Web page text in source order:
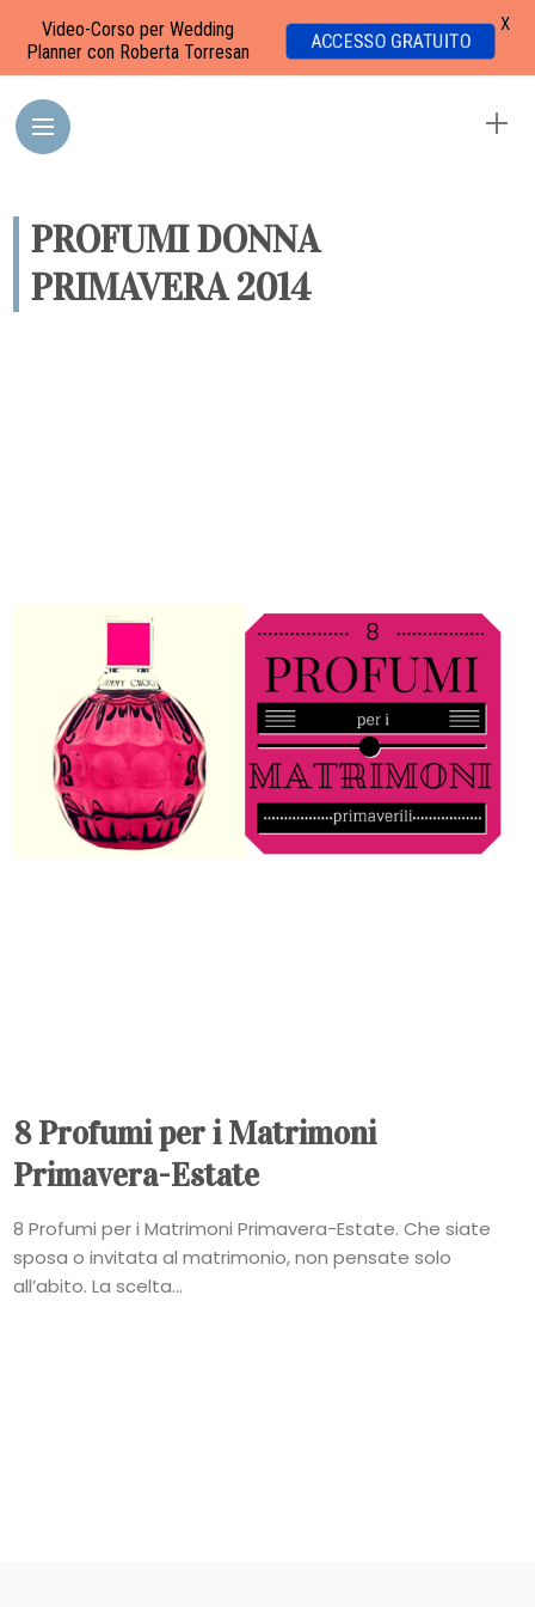
PROFUMI DONNA
PRIMAVERA 2014
8 Profumi per i Matrimoni
Primavera-Estate
8 Profumi per i Matrimoni Primavera-Estate. Che siate
sposa o invitata al matrimonio, non pensate solo
all’abito. La scelta...
Video-Corso per Wedding
Planner con Roberta Torresan
ACCESSO GRATUITO
X